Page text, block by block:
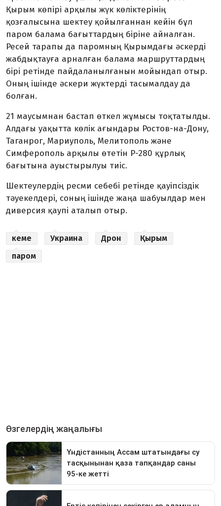
Қырым көпірі арқылы жүк көліктерінің
қозғалысына шектеу қойылғаннан кейін бұл
паром балама бағыттардың біріне айналған.
Ресей тарапы да паромның Қырымдағы әскерді
жабдықтауға арналған балама маршруттардың
бірі ретінде пайдаланылғанын мойындап отыр.
Оның ішінде әскери жүктерді тасымалдау да
болған.
21 маусымнан бастап өткел жұмысы тоқтатылды.
Алдағы уақытта көлік ағындары Ростов-на-Дону,
Таганрог, Мариуполь, Мелитополь және
Симферополь арқылы өтетін Р-280 құрлық
бағытына ауыстырылуы тиіс.
Шектеулердің ресми себебі ретінде қауіпсіздік
тәуекелдері, соның ішінде жаңа шабуылдар мен
диверсия қаупі аталып отыр.
кеме Украина Дрон
Қырым
паром